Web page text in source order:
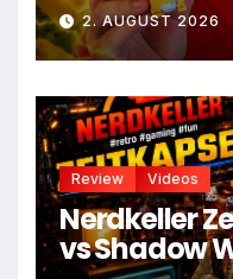
2. AUGUST 2026
Review Videos
Nerdkeller
vs Shadow